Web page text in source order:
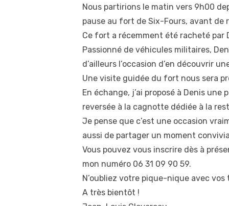
Nous partirions le matin vers 9h00
pause au fort de Six-Fours, avant
Ce fort a récemment été racheté par
Passionné de véhicules militaires,
d’ailleurs l’occasion d’en découvrir
Une visite guidée du fort nous sera
En échange, j’ai proposé à Denis
reversée à la cagnotte dédiée à la
Je pense que c’est une occasion
aussi de partager un moment
Vous pouvez vous inscrire dès à
mon numéro 06 31 09 90 59.
N’oubliez votre pique-nique avec vos
A très bientôt !